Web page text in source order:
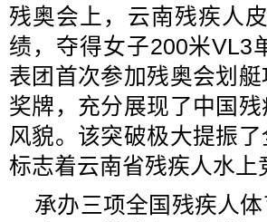
残奥会上，云南残疾人
绩，夺得女子200米VL3
表团首次参加残奥会划
奖牌，充分展现了中国
风貌。该突破极大提振
标志着云南省残疾人水
承办三项全国残疾人